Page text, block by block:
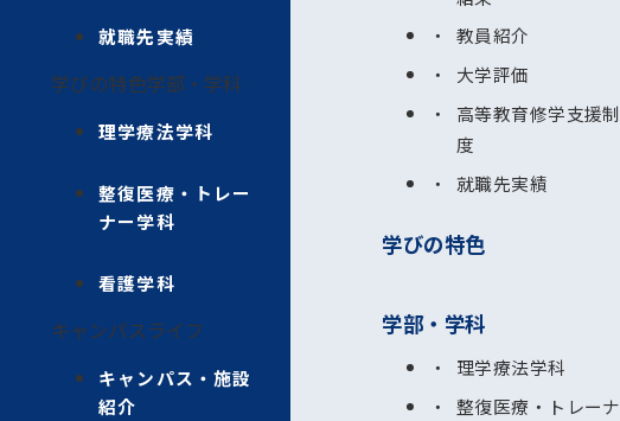
就職先実績
学びの特色学部・学科
理学療法学科
整復医療・トレー
ナー学科
看護学科
キャンパスライフ
キャンパス・施設
紹介
教員紹介
大学評価
高等教育修学支援制
度
就職先実績
学びの特色
学部・学科
理学療法学科
整復医療・トレーナ